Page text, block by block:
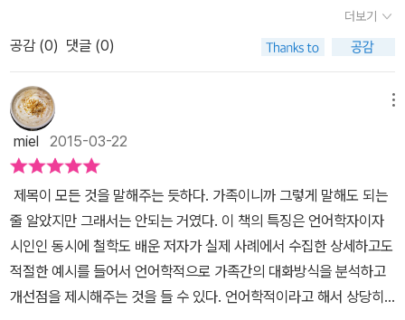
으니까 마음이 심란할때 혹은 문득문득 잊었다고 생각했을때 꺼내 볼
려고 합니다. 결국 제가 이 책을 읽고 난 생각은 내 소중한 양떼(가
족)들을 늑대(분쟁)로 부터 지키기 위해서는 울타리(가족을 위한 언
어)가 필요하다여기에서 견고하고 탄탄한 울타리를 만들기 위해서
'가족이니까 그렇게 말해도 되는줄 알았다'라는 책이 필요하구요
과 어떻게 하면 가장 가까운 사람들 사이의 관계를 개선시킬 수 있는
지 저자만의 특별한 방법을 고안하게 되어 제시하였다 하는데 이 책
라 시가나 처가와의 관계에 대한 내용도 나옵니다. 의외인 것은 서양
인 저자가 쓴 서양인들에 대한 연구사례이기에 동양인의 사례와는 좀
안 맞지 않을까 싶었는데 그런것 거의 없다는 겁니다. 가족 구성원간
의 크고 작은 문제들은 전세계 만국 공통의 문제인가 봅니다.ㅎㅎㅎ
책은 <시작하는 글. 오늘도 가족과 다툰 당신에게>, <1부. 그런 뜻
으로 한 말이 아닌데>, <2부. 가까워서 괜찮은 줄 알았던>, <맺는글.
가시 같은 대화에서 연고 같은 대화로>로 구성되어 있습니다. 책은
시작하는 글로 '오늘도 가족과 다툰 당신에게'란 문장으로 시작되는데
요. 가족과 대화를 하다 보면 괜히 진만 빼고 상처만 받는 일이 자주
일 생각나는게 부모님들은 꼭 이 말을 많이 하시는 것 같다너를 걱정
해서 하는 말이고, 사랑해서 하는 말이니까 잘들어가족이니까 너한테
솔직하게 이야기 하는거지 남이 너한테 그렇게 이야기 할 것 같니메
타메세지에서는 나에게 관심을 갖는 말이었는데, 나는 이 말을 듣고
많이 상처를 받았다남동생이랑 싸울때 제일 많이 듣는말은 누나는 진
심으로 사과 안한다는 말을 들었다 이때에는 빨리 이 상황을 벗어나
고 싶어서 미안해 해도 받아들지 않은 동생때문에 한적도 있었다이
책에서 사과에 대한 내용이 나와서 더 적극적으로 본 것 같았다.서로
비난하지 않고 사과를 할 수 있을까 여러 생각이 들었다.이 책의 사례
를 보고 많은 생각이 들었다.난 부모님이나 언니나 동생한테 제대로
대답을 했을까?그 사람의 의도를 잘 이해를 했을까 하는 나한테 질문
을 하게 되었다.가족이라는 존재는 나에게 위안을 두고 편안하게 존
더보기
공감 (0) 댓글 (0)
miel 2015-03-22
제목이 모든 것을 말해주는 듯하다. 가족이니까 그렇게 말해도 되는
줄 알았지만 그래서는 안되는 거였다. 이 책의 특징은 언어학자이자
시인인 동시에 철학도 배운 저자가 실제 사례에서 수집한 상세하고도
적절한 예시를 들어서 언어학적으로 가족간의 대화방식을 분석하고
개선점을 제시해주는 것을 들 수 있다. 언어학적이라고 해서 상당히